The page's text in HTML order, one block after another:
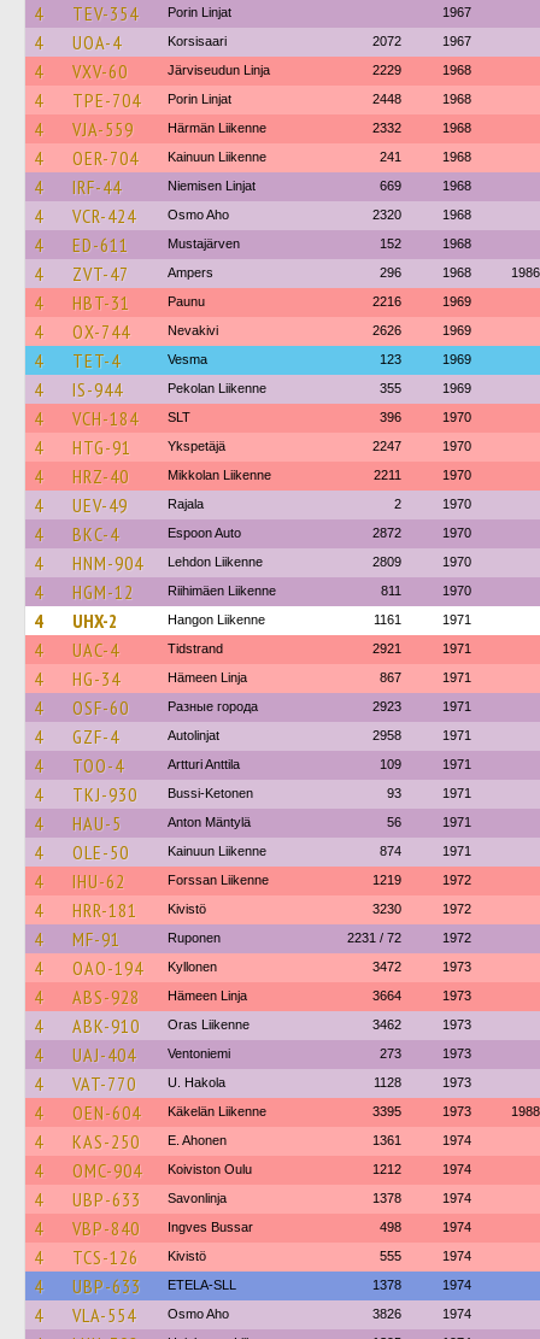
4 TEV-354 Porin Linjat 1967
4 UOA-4 Korsisaari 2072 1967
4 VXV-60 Järviseudun Linja 2229 1968
4 TPE-704 Porin Linjat 2448 1968
4 VJA-559 Härmän Liikenne 2332 1968
4 OER-704 Kainuun Liikenne 241 1968
4 IRF-44 Niemisen Linjat 669 1968
4 VCR-424 Osmo Aho 2320 1968
4 ED-611 Mustajärven 152 1968
4 ZVT-47 Ampers 296 1968 1986
4 HBT-31 Paunu 2216 1969
4 OX-744 Nevakivi 2626 1969
4 TET-4 Vesma 123 1969
4 IS-944 Pekolan Liikenne 355 1969
4 VCH-184 SLT 396 1970
4 HTG-91 Ykspetäjä 2247 1970
4 HRZ-40 Mikkolan Liikenne 2211 1970
4 UEV-49 Rajala 2 1970
4 BKC-4 Espoon Auto 2872 1970
4 HNM-904 Lehdon Liikenne 2809 1970
4 HGM-12 Riihimäen Liikenne 811 1970
4 UHX-2 Hangon Liikenne 1161 1971
4 UAC-4 Tidstrand 2921 1971
4 HG-34 Hämeen Linja 867 1971
4 OSF-60 Разные города 2923 1971
4 GZF-4 Autolinjat 2958 1971
4 TOO-4 Artturi Anttila 109 1971
4 TKJ-930 Bussi-Ketonen 93 1971
4 HAU-5 Anton Mäntylä 56 1971
4 OLE-50 Kainuun Liikenne 874 1971
4 IHU-62 Forssan Liikenne 1219 1972
4 HRR-181 Kivistö 3230 1972
4 MF-91 Ruponen 2231 / 72 1972
4 OAO-194 Kyllonen 3472 1973
4 ABS-928 Hämeen Linja 3664 1973
4 ABK-910 Oras Liikenne 3462 1973
4 UAJ-404 Ventoniemi 273 1973
4 VAT-770 U. Hakola 1128 1973
4 OEN-604 Käkelän Liikenne 3395 1973 1988
4 KAS-250 E. Ahonen 1361 1974
4 OMC-904 Koiviston Oulu 1212 1974
4 UBP-633 Savonlinja 1378 1974
4 VBP-840 Ingves Bussar 498 1974
4 TCS-126 Kivistö 555 1974
4 UBP-633 ETELA-SLL 1378 1974
4 VLA-554 Osmo Aho 3826 1974